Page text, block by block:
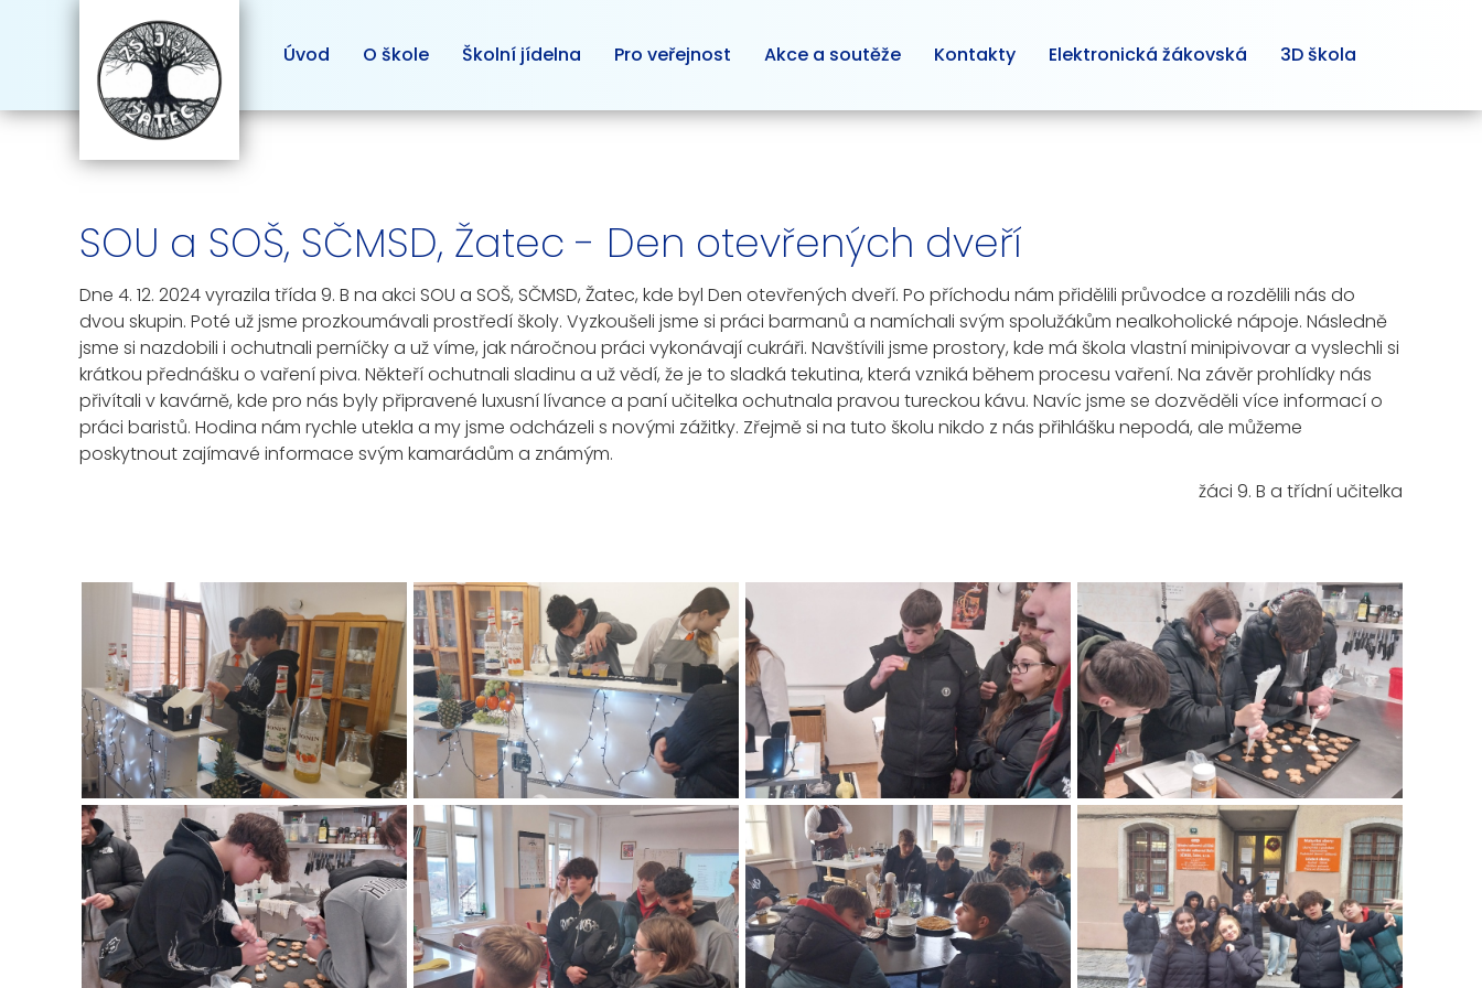
Úvod O škole Školní jídelna Pro veřejnost Akce a soutěže Kontakty Elektronická žákovská 3D škola
SOU a SOŠ, SČMSD, Žatec - Den otevřených dveří
Dne 4. 12. 2024 vyrazila třída 9. B na akci SOU a SOŠ, SČMSD, Žatec, kde byl Den otevřených dveří. Po příchodu nám přidělili průvodce a rozdělili nás do
dvou skupin. Poté už jsme prozkoumávali prostředí školy. Vyzkoušeli jsme si práci barmanů a namíchali svým spolužákům nealkoholické nápoje. Následně
jsme si nazdobili i ochutnali perníčky a už víme, jak náročnou práci vykonávají cukráři. Navštívili jsme prostory, kde má škola vlastní minipivovar a vyslechli si
krátkou přednášku o vaření piva. Někteří ochutnali sladinu a už vědí, že je to sladká tekutina, která vzniká během procesu vaření. Na závěr prohlídky nás
přivítali v kavárně, kde pro nás byly připravené luxusní lívance a paní učitelka ochutnala pravou tureckou kávu. Navíc jsme se dozvěděli více informací o
práci baristů. Hodina nám rychle utekla a my jsme odcházeli s novými zážitky. Zřejmě si na tuto školu nikdo z nás přihlášku nepodá, ale můžeme
poskytnout zajímavé informace svým kamarádům a známým.
žáci 9. B a třídní učitelka